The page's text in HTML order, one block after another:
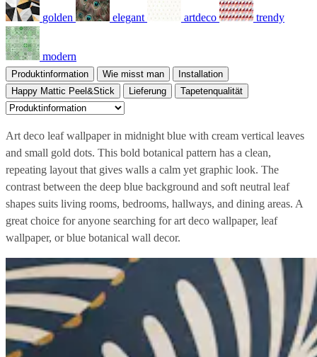
golden elegant artdeco trendy
modern
Produktinformation Wie misst man
Installation
Happy Mattic Peel&Stick
Lieferung Tapetenqualität
Art deco leaf wallpaper in midnight blue with cream vertical leaves
and small gold dots. This bold botanical pattern has a clean,
repeating layout that gives walls a calm yet graphic look. The
contrast between the deep blue background and soft neutral leaf
shapes suits living rooms, bedrooms, hallways, and dining areas. A
great choice for anyone searching for art deco wallpaper, leaf
wallpaper, or blue botanical wall decor.